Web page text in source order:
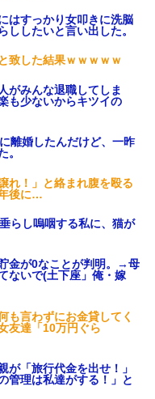
はすっかり女叩きに洗脳
ししたいと言い出した。
致した結果ｗｗｗｗｗ
がみんな退職してしま
も少ないからキツイの
離婚したんだけど、一昨
。
れ！」と絡まれ腹を殴る
後に…
らし嗚咽する私に、猫が
金が0なことが判明。→母
ないで(土下座」俺・嫁
も言わずにお金貸してく
友達「10万円ぐら
「旅行代金を出せ！」
管理は私達がする！」と